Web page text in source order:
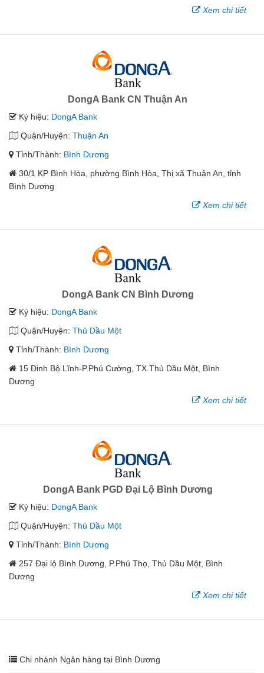
Xem chi tiết
DongA Bank CN Thuận An
Ký hiệu: DongA Bank
Quận/Huyện: Thuận An
Tỉnh/Thành: Bình Dương
30/1 KP Bình Hòa, phường Bình Hòa, Thị xã Thuận An, tỉnh
Bình Dương
Xem chi tiết
DongA Bank CN Bình Dương
Ký hiệu: DongA Bank
Quận/Huyện: Thủ Dầu Một
Tỉnh/Thành: Bình Dương
15 Đinh Bộ Lĩnh-P.Phú Cường, TX.Thủ Dầu Một, Bình
Dương
Xem chi tiết
DongA Bank PGD Đại Lộ Bình Dương
Ký hiệu: DongA Bank
Quận/Huyện: Thủ Dầu Một
Tỉnh/Thành: Bình Dương
257 Đại lộ Bình Dương, P.Phú Thọ, Thủ Dầu Một, Bình
Dương
Xem chi tiết
Chi nhánh Ngân hàng tại Bình Dương